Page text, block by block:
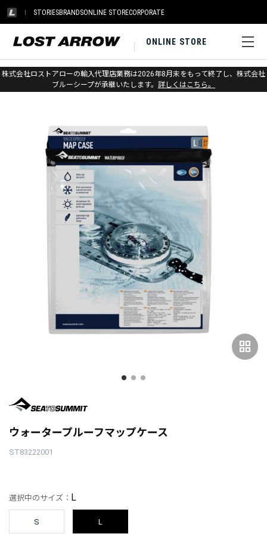
STORIESBRANDSONLINE STORECORPORATE
ONLINE STORE
株式会社ロストアローの輸入代理店業務は2026年8月末をもって終了し、株式会社
ブルーシープが承継いたします。 詳しくはこちら。
ホーム > シートゥサミット > パック＆ストレージ
grid_view
ウォータープルーフマップケース
ST83222001
選択中のサイズ： L
S L